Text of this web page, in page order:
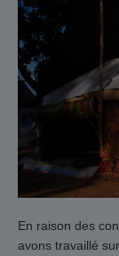
En raison des
avons travaillé